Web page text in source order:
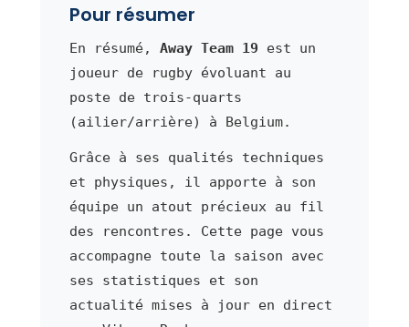
Pour résumer
En résumé, Away Team 19 est un
joueur de rugby évoluant au
poste de trois-quarts
(ailier/arrière) à Belgium.
Grâce à ses qualités techniques
et physiques, il apporte à son
équipe un atout précieux au fil
des rencontres. Cette page vous
accompagne toute la saison avec
ses statistiques et son
actualité mises à jour en direct